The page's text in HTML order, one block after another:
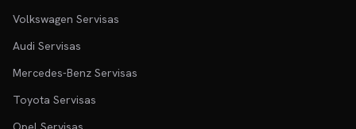
Volkswagen Servisas
Audi Servisas
Mercedes-Benz Servisas
Toyota Servisas